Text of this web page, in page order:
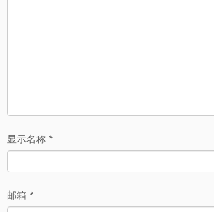
显示名称 *
邮箱 *